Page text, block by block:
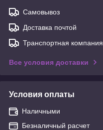
Самовывоз
Доставка почтой
Транспортная компания
Все условия доставки
Условия оплаты
Наличными
Безналичный расчет